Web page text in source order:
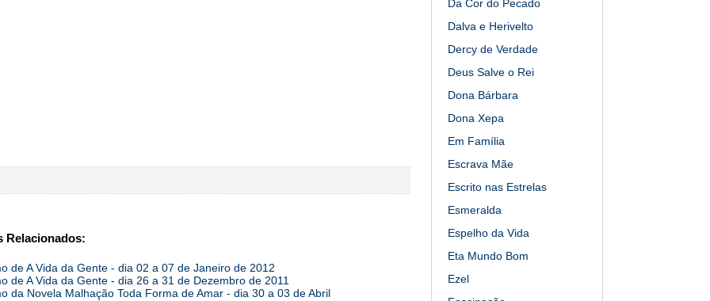
Relacionados:
de A Vida da Gente - dia 02 a 07 de Janeiro de 2012
de A Vida da Gente - dia 26 a 31 de Dezembro de 2011
da Novela Malhação Toda Forma de Amar - dia 30 a 03 de Abril
Da Cor do Pecado
Dalva e Herivelto
Dercy de Verdade
Deus Salve o Rei
Dona Bárbara
Dona Xepa
Em Família
Escrava Mãe
Escrito nas Estrelas
Esmeralda
Espelho da Vida
Eta Mundo Bom
Ezel